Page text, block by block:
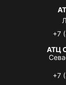
+7
АТЦ
+7